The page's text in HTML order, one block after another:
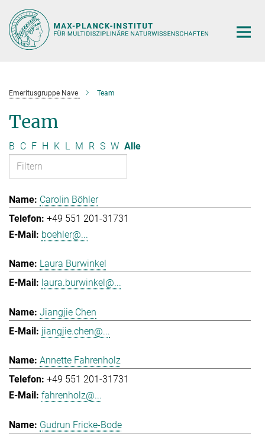
Hauptinhalt
Emeritusgruppe Nave Team
Team
B C F H K L M R S W Alle
Carolin Böhler
+49 551 201-31731
boehler@...
Laura Burwinkel
laura.burwinkel@...
Jiangjie Chen
jiangjie.chen@...
Annette Fahrenholz
+49 551 201-31731
fahrenholz@...
Gudrun Fricke-Bode